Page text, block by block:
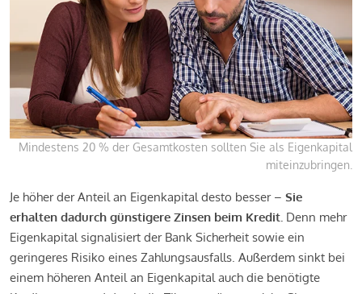
Mindestens 20 % der Gesamtkosten sollten Sie als Eigenkapital
miteinzubringen.
Je höher der Anteil an Eigenkapital desto besser – Sie
erhalten dadurch günstigere Zinsen beim Kredit. Denn mehr
Eigenkapital signalisiert der Bank Sicherheit sowie ein
geringeres Risiko eines Zahlungsausfalls. Außerdem sinkt bei
einem höheren Anteil an Eigenkapital auch die benötigte